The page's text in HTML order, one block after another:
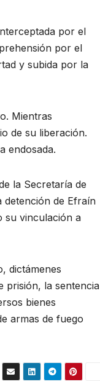
por el
por el
y subida por la
Mientras
de su liberación.
endosada.
la Secretaría de
detención de Efraín
su vinculación a
dictámenes
prisión, la sentencia
bienes
armas de fuego